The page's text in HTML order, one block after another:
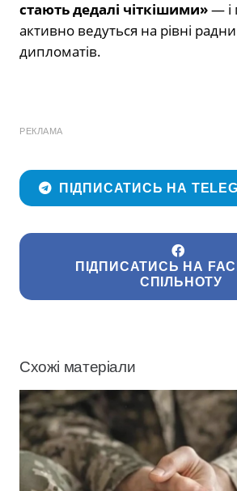
стають дедалі чіткішими»— і
активно ведуться на рівні
дипломатів.
РЕКЛАМА
ПІДПИСАТИСЬ НА
ПІДПИСАТИСЬ НА
СПІЛЬНОТУ
Схожі матеріали